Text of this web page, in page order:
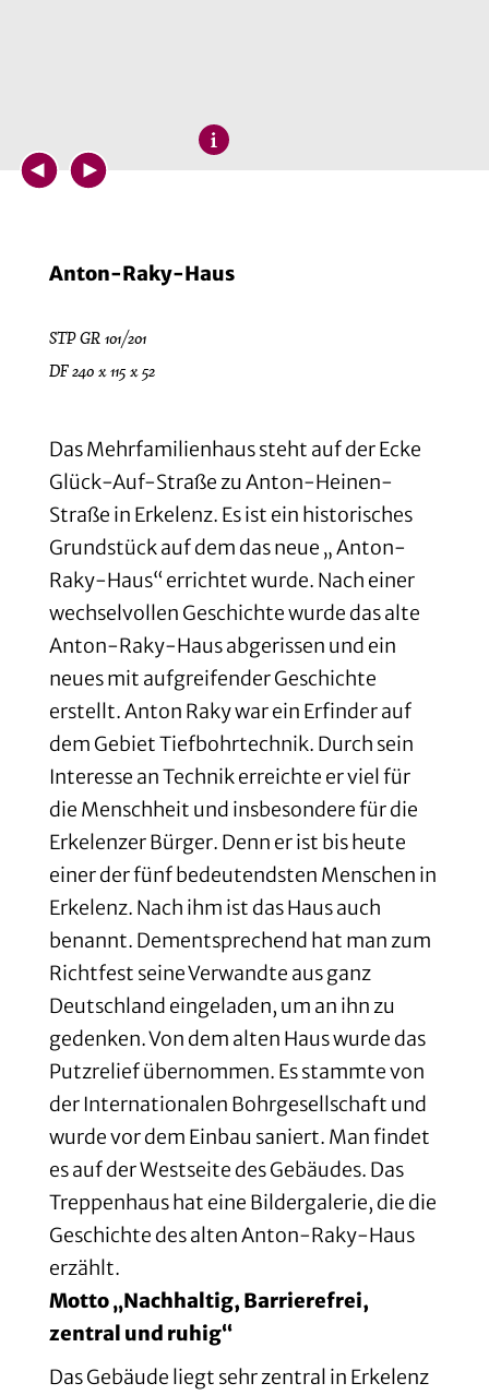
Anton-Raky-Haus
STP GR 101/201
DF 240 x 115 x 52
Das Mehrfamilienhaus steht auf der Ecke
Glück-Auf-Straße zu Anton-Heinen-
Straße in Erkelenz. Es ist ein historisches
Grundstück auf dem das neue „ Anton-
Raky-Haus“ errichtet wurde. Nach einer
wechselvollen Geschichte wurde das alte
Anton-Raky-Haus abgerissen und ein
neues mit aufgreifender Geschichte
erstellt. Anton Raky war ein Erfinder auf
dem Gebiet Tiefbohrtechnik. Durch sein
Interesse an Technik erreichte er viel für
die Menschheit und insbesondere für die
Erkelenzer Bürger. Denn er ist bis heute
einer der fünf bedeutendsten Menschen in
Erkelenz. Nach ihm ist das Haus auch
benannt. Dementsprechend hat man zum
Richtfest seine Verwandte aus ganz
Deutschland eingeladen, um an ihn zu
gedenken. Von dem alten Haus wurde das
Putzrelief übernommen. Es stammte von
der Internationalen Bohrgesellschaft und
wurde vor dem Einbau saniert. Man findet
es auf der Westseite des Gebäudes. Das
Treppenhaus hat eine Bildergalerie, die die
Geschichte des alten Anton-Raky-Haus
erzählt.
Motto „Nachhaltig, Barrierefrei,
zentral und ruhig“
Das Gebäude liegt sehr zentral in Erkelenz